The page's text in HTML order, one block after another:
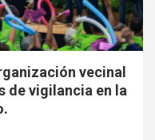
vecinal
de vigilancia en la